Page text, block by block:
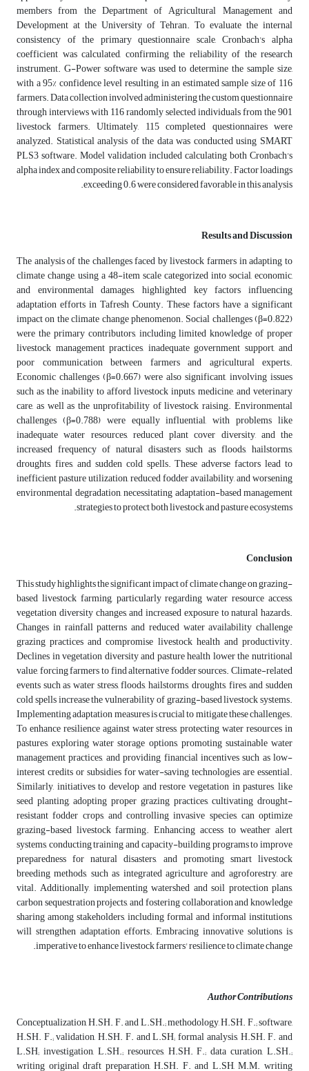
members from the Department of Agricultural Management and
Development at the University of Tehran. To evaluate the internal
consistency of the primary questionnaire scale, Cronbach's alpha
coefficient was calculated, confirming the reliability of the research
instrument. G-Power software was used to determine the sample size,
with a 95% confidence level resulting in an estimated sample size of 116
farmers. Data collection involved administering the custom questionnaire
through interviews with 116 randomly selected individuals from the 901
livestock farmers. Ultimately, 115 completed questionnaires were
analyzed. Statistical analysis of the data was conducted using SMART
PLS3 software. Model validation included calculating both Cronbach's
alpha index and composite reliability to ensure reliability. Factor loadings
exceeding 0.6 were considered favorable in this analysis.
Results and Discussion
The analysis of the challenges faced by livestock farmers in adapting to
climate change, using a 48-item scale categorized into social, economic,
and environmental damages, highlighted key factors influencing
adaptation efforts in Tafresh County. These factors have a significant
impact on the climate change phenomenon. Social challenges (β=0.822)
were the primary contributors, including limited knowledge of proper
livestock management practices, inadequate government support, and
poor communication between farmers and agricultural experts.
Economic challenges (β=0.667) were also significant, involving issues
such as the inability to afford livestock inputs, medicine, and veterinary
care, as well as the unprofitability of livestock raising. Environmental
challenges (β=0.788) were equally influential, with problems like
inadequate water resources, reduced plant cover diversity, and the
increased frequency of natural disasters such as floods, hailstorms,
droughts, fires, and sudden cold spells. These adverse factors lead to
inefficient pasture utilization, reduced fodder availability, and worsening
environmental degradation, necessitating adaptation-based management
strategies to protect both livestock and pasture ecosystems.
Conclusion
This study highlights the significant impact of climate change on grazing-
based livestock farming, particularly regarding water resource access,
vegetation diversity changes, and increased exposure to natural hazards.
Changes in rainfall patterns and reduced water availability challenge
grazing practices and compromise livestock health and productivity.
Declines in vegetation diversity and pasture health lower the nutritional
value, forcing farmers to find alternative fodder sources. Climate-related
events such as water stress, floods, hailstorms, droughts, fires, and sudden
cold spells increase the vulnerability of grazing-based livestock systems.
Implementing adaptation measures is crucial to mitigate these challenges.
To enhance resilience against water stress, protecting water resources in
pastures, exploring water storage options, promoting sustainable water
management practices, and providing financial incentives such as low-
interest credits or subsidies for water-saving technologies are essential.
Similarly, initiatives to develop and restore vegetation in pastures, like
seed planting, adopting proper grazing practices, cultivating drought-
resistant fodder crops, and controlling invasive species, can optimize
grazing-based livestock farming. Enhancing access to weather alert
systems, conducting training and capacity-building programs to improve
preparedness for natural disasters, and promoting smart livestock
breeding methods, such as integrated agriculture and agroforestry, are
vital. Additionally, implementing watershed and soil protection plans,
carbon sequestration projects, and fostering collaboration and knowledge
sharing among stakeholders, including formal and informal institutions,
will strengthen adaptation efforts. Embracing innovative solutions is
imperative to enhance livestock farmers' resilience to climate change.
Author Contributions
Conceptualization, H.SH. F. and L.SH.; methodology, H.SH. F.; software,
H.SH. F.; validation, H.SH. F. and L.SH; formal analysis, H.SH. F. and
L.SH; investigation, L.SH.; resources, H.SH. F.; data curation, L.SH.;
writing original draft preparation, H.SH. F. and L.SH, M.M. writing